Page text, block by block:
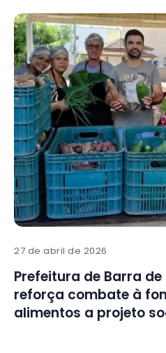
27 de abril de 2026
Prefeitura de Barra
reforça combate à
alimentos a projeto